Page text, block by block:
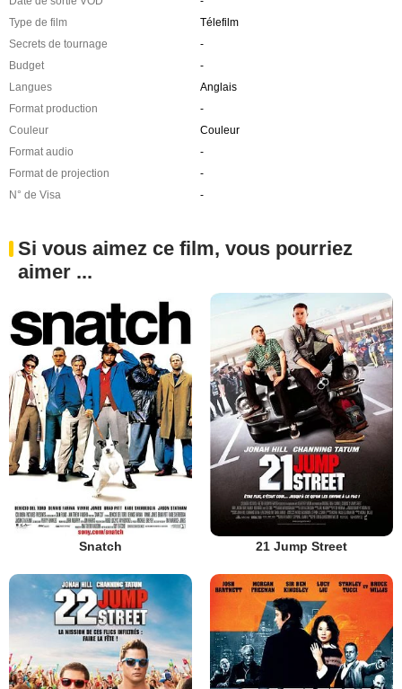
Type de film
Télefilm
Secrets de tournage
-
Budget
-
Langues
Anglais
Format production
-
Couleur
Couleur
Format audio
-
Format de projection
-
N° de Visa
-
Si vous aimez ce film, vous pourriez
aimer ...
Snatch 21 Jump Street